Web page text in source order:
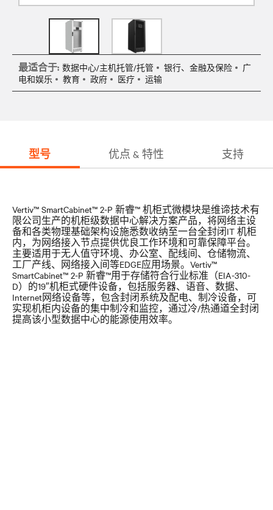
最适合于: 数据中心/主机托管/托管 银行、金融及保险
广
电和娱乐
教育 政府 医疗 运输
型号 优点 & 特性 支持
Vertiv™ SmartCabinet™ 2-P 新睿™ 机柜式微模块是维谛技术有
限公司生产的机柜级数据中心解决方案产品，将网络主设
备和各类物理基础架构设施悉数收纳至一台全封闭IT 机柜
内，为网络接入节点提供优良工作环境和可靠保障平台。
主要适用于无人值守环境、办公室、配线间、仓储物流、
工厂产线、网络接入间等EDGE应用场景。Vertiv™
SmartCabinet™ 2-P 新睿™用于存储符合行业标准（EIA-310-
D）的19″机柜式硬件设备，包括服务器、语音、数据、
Internet网络设备等，包含封闭系统及配电、制冷设备，可
实现机柜内设备的集中制冷和监控，通过冷/热通道全封闭
提高该小型数据中心的能源使用效率。